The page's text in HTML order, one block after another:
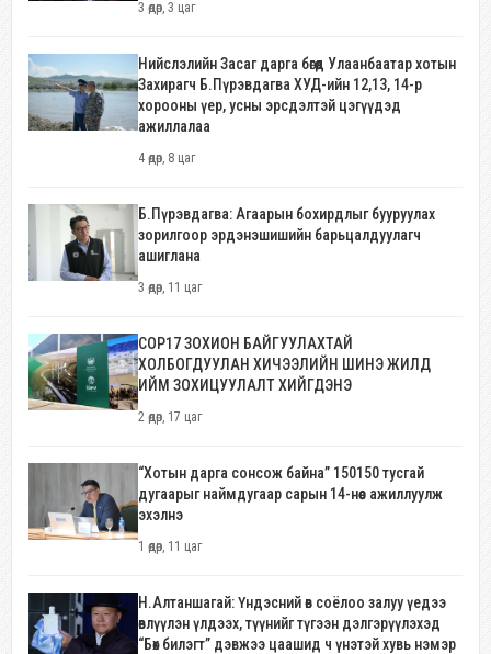
3 өдөр, 3 цаг
Нийслэлийн Засаг дарга бөгөөд Улаанбаатар хотын
Захирагч Б.Пүрэвдагва ХУД-ийн 12,13, 14-р
хорооны үер, усны эрсдэлтэй цэгүүдэд
ажиллалаа
4 өдөр, 8 цаг
Б.Пүрэвдагва: Агаарын бохирдлыг бууруулах
зорилгоор эрдэнэшишийн барьцалдуулагч
ашиглана
3 өдөр, 11 цаг
COP17 ЗОХИОН БАЙГУУЛАХТАЙ
ХОЛБОГДУУЛАН ХИЧЭЭЛИЙН ШИНЭ ЖИЛД
ИЙМ ЗОХИЦУУЛАЛТ ХИЙГДЭНЭ
2 өдөр, 17 цаг
“Хотын дарга сонсож байна” 150150 тусгай
дугаарыг наймдугаар сарын 14-нөөс ажиллуулж
эхэлнэ
1 өдөр, 11 цаг
Н.Алтаншагай: Үндэсний өв соёлоо залуу үедээ
өвлүүлэн үлдээх, түүнийг түгээн дэлгэрүүлэхэд
“Бөх билэгт” дэвжээ цаашид ч үнэтэй хувь нэмэр